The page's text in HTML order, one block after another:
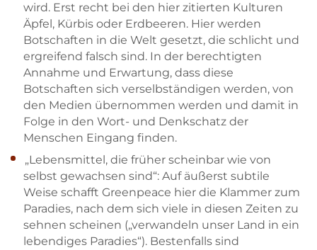
Skip to main content
Skip to main content
wird. Erst recht bei den hier zitierten Kulturen
Äpfel, Kürbis oder Erdbeeren. Hier werden
Botschaften in die Welt gesetzt, die schlicht und
ergreifend falsch sind. In der berechtigten
Annahme und Erwartung, dass diese
Botschaften sich verselbständigen werden, von
den Medien übernommen werden und damit in
Folge in den Wort- und Denkschatz der
Menschen Eingang finden.
„Lebensmittel, die früher scheinbar wie von
selbst gewachsen sind“: Auf äußerst subtile
Weise schafft Greenpeace hier die Klammer zum
Paradies, nach dem sich viele in diesen Zeiten zu
sehnen scheinen („verwandeln unser Land in ein
lebendiges Paradies“). Bestenfalls sind